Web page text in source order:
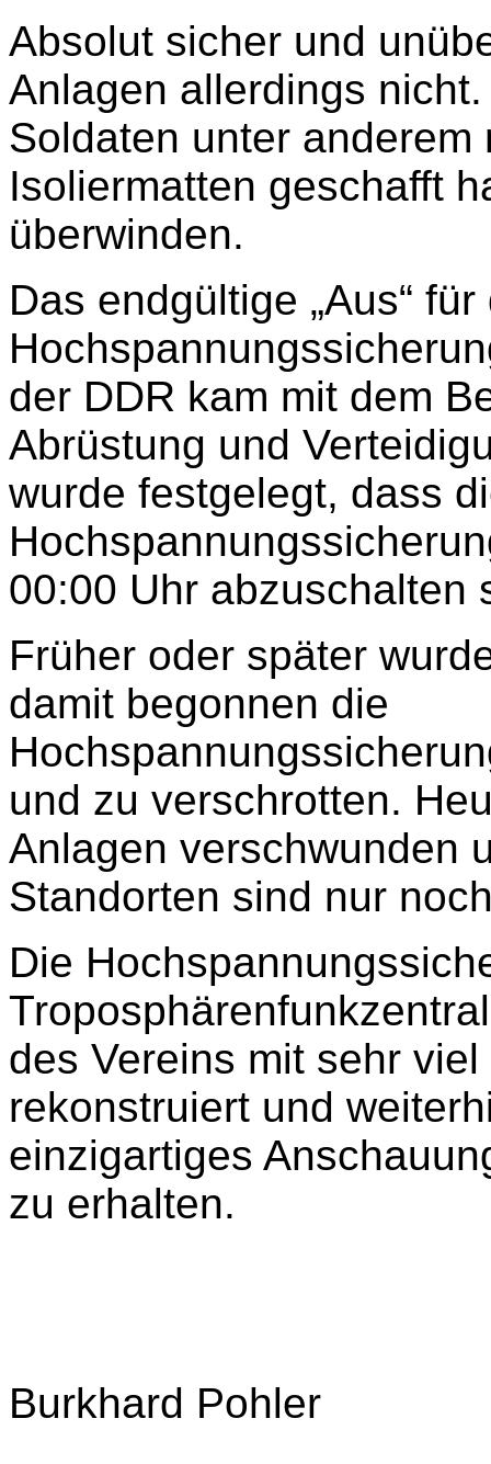
Absolut sicher und
Anlagen allerdings
Soldaten unter
Isoliermatten geschafft
überwinden.
Das endgültige „Aus“ für
der DDR kam mit dem
Abrüstung und
wurde festgelegt, dass
00:00 Uhr abzuschalten
Früher oder später
damit begonnen die
und zu verschrotten.
Anlagen verschwunden
Standorten sind nur
Die
des Vereins mit sehr
rekonstruiert und
einzigartiges
zu erhalten.
Burkhard Pohler